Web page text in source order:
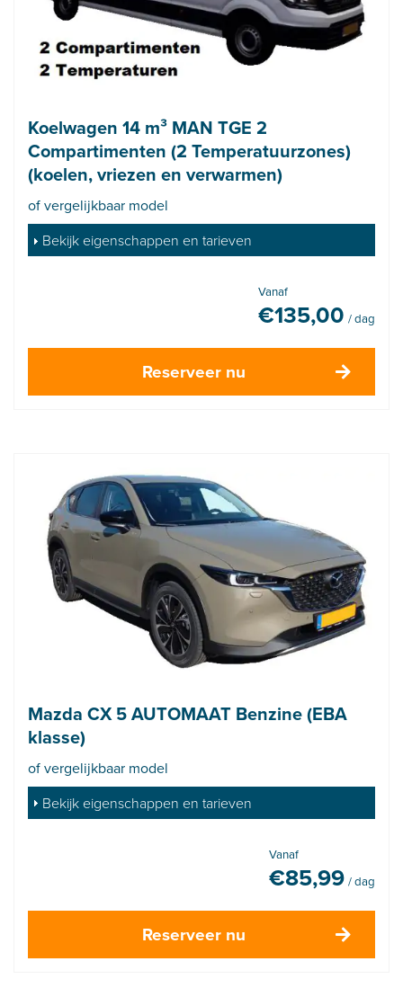
Koelwagen 14 m³ MAN TGE 2
Compartimenten (2 Temperatuurzones)
(koelen, vriezen en verwarmen)
of vergelijkbaar model
Bekijk eigenschappen en tarieven
Vanaf
€135,00 / dag
Reserveer nu
Mazda CX 5 AUTOMAAT Benzine (EBA
klasse)
of vergelijkbaar model
Bekijk eigenschappen en tarieven
Vanaf
€85,99 / dag
Reserveer nu